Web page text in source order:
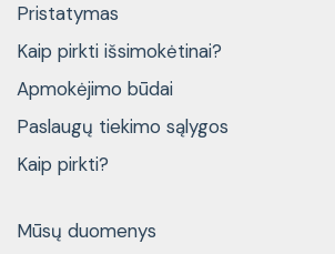
Pristatymas
Kaip pirkti išsimokėtinai?
Apmokėjimo būdai
Paslaugų tiekimo sąlygos
Kaip pirkti?
Mūsų duomenys